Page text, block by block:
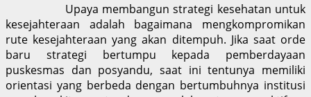
Upaya membangun strategi kesehatan untuk
kesejahteraan adalah bagaimana mengkompromikan
rute kesejahteraan yang akan ditempuh. Jika saat orde
baru strategi bertumpu kepada pemberdayaan
puskesmas dan posyandu, saat ini tentunya memiliki
orientasi yang berbeda dengan bertumbuhnya institusi